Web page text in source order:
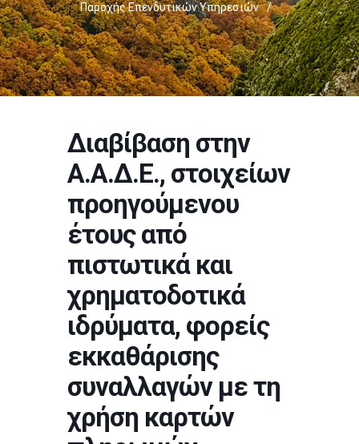
Παροχής Επενδυτικών Υπηρεσιών
/
Διαβίβαση στην
Α.Α.Δ.Ε., στοιχείων
προηγούμενου
έτους από
πιστωτικά και
χρηματοδοτικά
ιδρύματα, φορείς
εκκαθάρισης
συναλλαγών με τη
χρήση καρτών